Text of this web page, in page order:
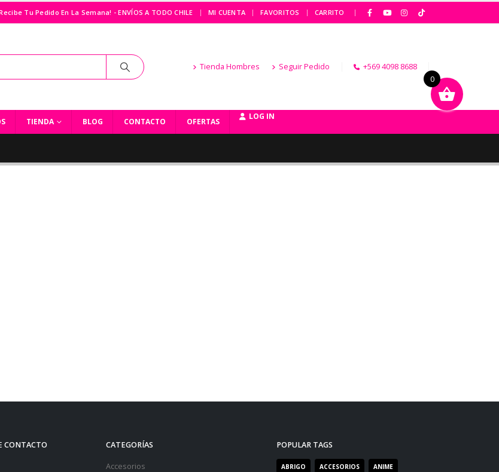
Tu Pedido En La Semana! - ENVÍOS A TODO CHILE | MI CUENTA FAVORITOS CARRITO |
Tienda Hombres Seguir Pedido +569 4098 8688
TIENDA BLOG CONTACTO OFERTAS
LOG IN
CONTACTO CATEGORÍAS
Accesorios
POPULAR TAGS
ABRIGO ACCESORIOS ANIME
0